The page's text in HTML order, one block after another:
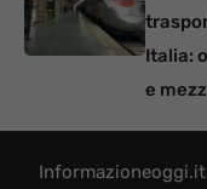
Italia:
e
Informazioneoggi.it